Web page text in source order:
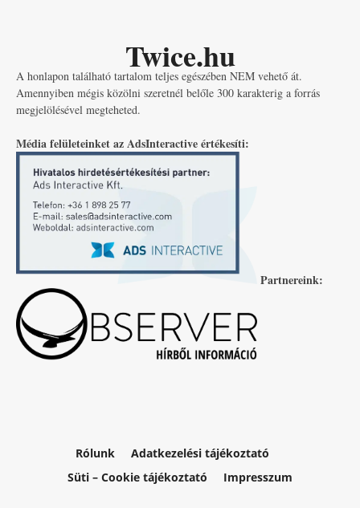
Twice.hu
A honlapon található tartalom teljes egészében NEM vehető át.
Amennyiben mégis közölni szeretnél belőle 300 karakterig a forrás
megjelölésével megteheted.
Média felületeinket az AdsInteractive értékesíti:
Partnereink:
Rólunk
Adatkezelési tájékoztató
Süti – Cookie tájékoztató
Impresszum